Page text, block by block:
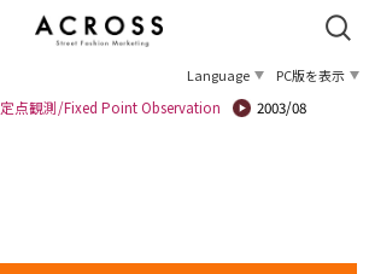
Language
PC版を表示
定点観測/Fixed Point Observation 2003/08